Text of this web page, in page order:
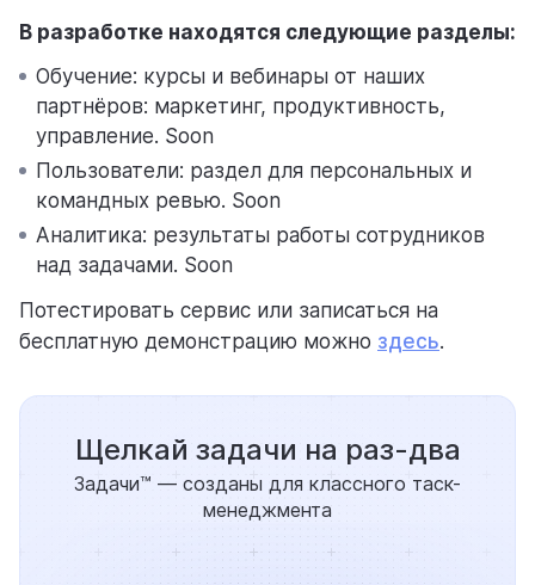
В разработке находятся следующие разделы:
Обучение: курсы и вебинары от наших
партнёров: маркетинг, продуктивность,
управление. Soon
Пользователи: раздел для персональных и
командных ревью. Soon
Аналитика: результаты работы сотрудников
над задачами. Soon
Потестировать сервис или записаться на
бесплатную демонстрацию можно здесь.
Щелкай задачи на раз-два
Задачи™ — созданы для классного таск-
менеджмента